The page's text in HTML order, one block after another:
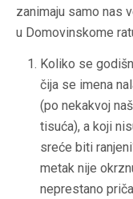
zanimaju samo nas
u Domovinskome
Koliko se
čija se imena
(po nekakvoj
tisuća), a koji
sreće biti
metak nije
neprestano